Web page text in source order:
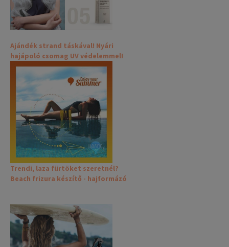
Ajándék strand táskával! Nyári
hajápoló csomag UV védelemmel!
Trendi, laza fürtöket szeretnél?
Beach frizura készítő - hajformázó